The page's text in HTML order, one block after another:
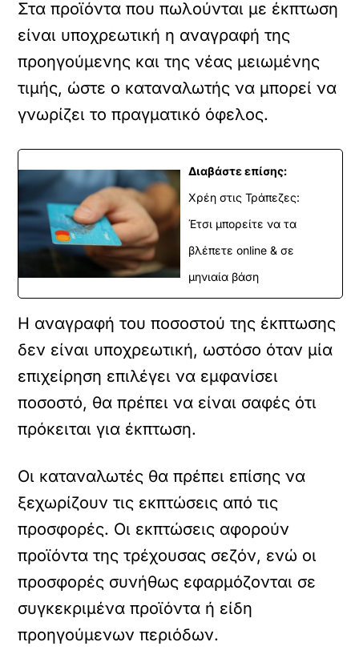
Στα προϊόντα που πωλούνται με έκπτωση
είναι υποχρεωτική η αναγραφή της
προηγούμενης και της νέας μειωμένης
τιμής, ώστε ο καταναλωτής να μπορεί να
γνωρίζει το πραγματικό όφελος.
Διαβάστε επίσης:
Χρέη στις Τράπεζες:
Έτσι μπορείτε να τα
βλέπετε online & σε
μηνιαία βάση
Η αναγραφή του ποσοστού της έκπτωσης
δεν είναι υποχρεωτική, ωστόσο όταν μία
επιχείρηση επιλέγει να εμφανίσει
ποσοστό, θα πρέπει να είναι σαφές ότι
πρόκειται για έκπτωση.
Οι καταναλωτές θα πρέπει επίσης να
ξεχωρίζουν τις εκπτώσεις από τις
προσφορές. Οι εκπτώσεις αφορούν
προϊόντα της τρέχουσας σεζόν, ενώ οι
προσφορές συνήθως εφαρμόζονται σε
συγκεκριμένα προϊόντα ή είδη
προηγούμενων περιόδων.